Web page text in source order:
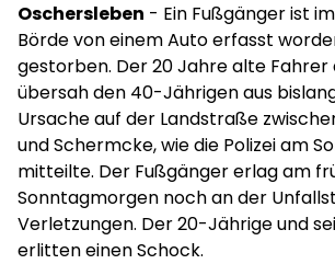
Oschersleben - Ein Fußgänger ist
Börde von einem Auto erfasst
gestorben. Der 20 Jahre alte Fahrer
übersah den 40-Jährigen aus
Ursache auf der Landstraße
und Schermcke, wie die Polizei am
mitteilte. Der Fußgänger erlag am
Sonntagmorgen noch an der
Verletzungen. Der 20-Jährige und
erlitten einen Schock.